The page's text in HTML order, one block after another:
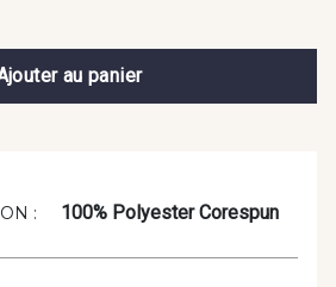
au panier
: 100% Polyester Corespun